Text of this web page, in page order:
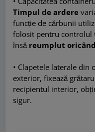
Timpul de ardere
funcție de cărbunii
folosit pentru controlul
însă reumplut
• Clapetele laterale
exterior, fixează
recipientul interior,
sigur.